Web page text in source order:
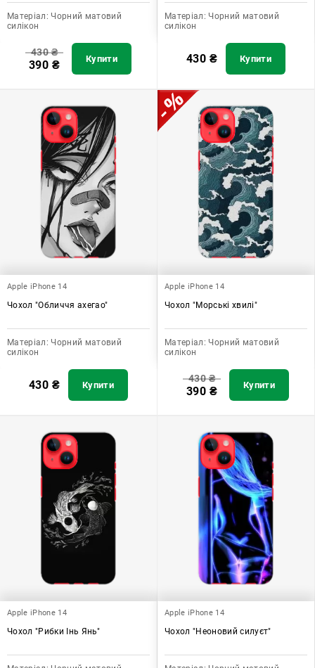
Матеріал: Чорний матовий
силікон
430₴
390 ₴ Купити
Матеріал: Чорний матовий
силікон
430 ₴ Купити
Apple iPhone 14
Чохол "Обличчя ахегао"
Матеріал: Чорний матовий
силікон
430 ₴ Купити
Apple iPhone 14
Чохол "Морські хвилі"
Матеріал: Чорний матовий
силікон
430₴
390 ₴ Купити
Apple iPhone 14
Чохол "Рибки Інь Янь"
Apple iPhone 14
Чохол "Неоновий силуєт"